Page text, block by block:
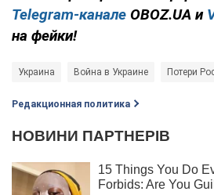
Telegram-канале OBOZ.UA и
на фейки!
Украина Война в Украине Потери
Редакционная политика